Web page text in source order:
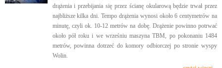
drążenia i przebijania się przez ścianę okularową będzie trwał przez
najbliższe kilka dni. Tempo drążenia wynosi około 6 centymetrów na
minutę, czyli ok. 10-12 metrów na dobę. Drążenie powinno potrwać
około pół roku i we wrześniu maszyna TBM, po pokonaniu 1484
metrów, powinna dotrzeć do komory odbiorczej po stronie wyspy
Wolin.